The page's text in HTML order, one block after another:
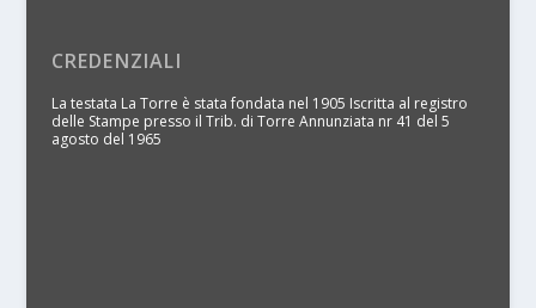
CREDENZIALI
La testata La Torre è stata fondata nel 1905 Iscritta al registro
delle Stampe presso il Trib. di Torre Annunziata nr 41 del 5
agosto del 1965